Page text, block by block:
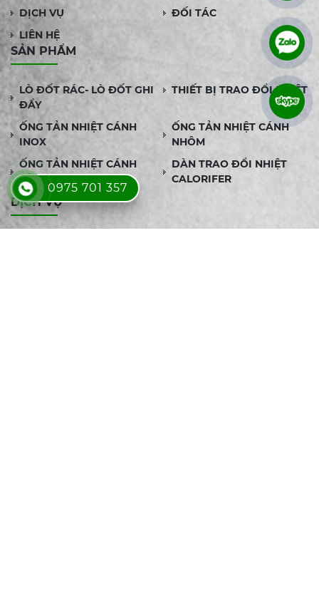
DỊCH VỤ
ĐỐI TÁC
LIÊN HỆ
SẢN PHẨM
LÒ ĐỐT RÁC- LÒ ĐỐT GHI
ĐẨY
THIẾT BỊ TRAO ĐỔI NHIỆT
ỐNG TẢN NHIỆT CÁNH
INOX
ỐNG TẢN NHIỆT CÁNH
NHÔM
ỐNG TẢN NHIỆT CÁNH
KẼM
DÀN TRAO ĐỔI NHIỆT
CALORIFER
DỊCH VỤ
0975 701 357